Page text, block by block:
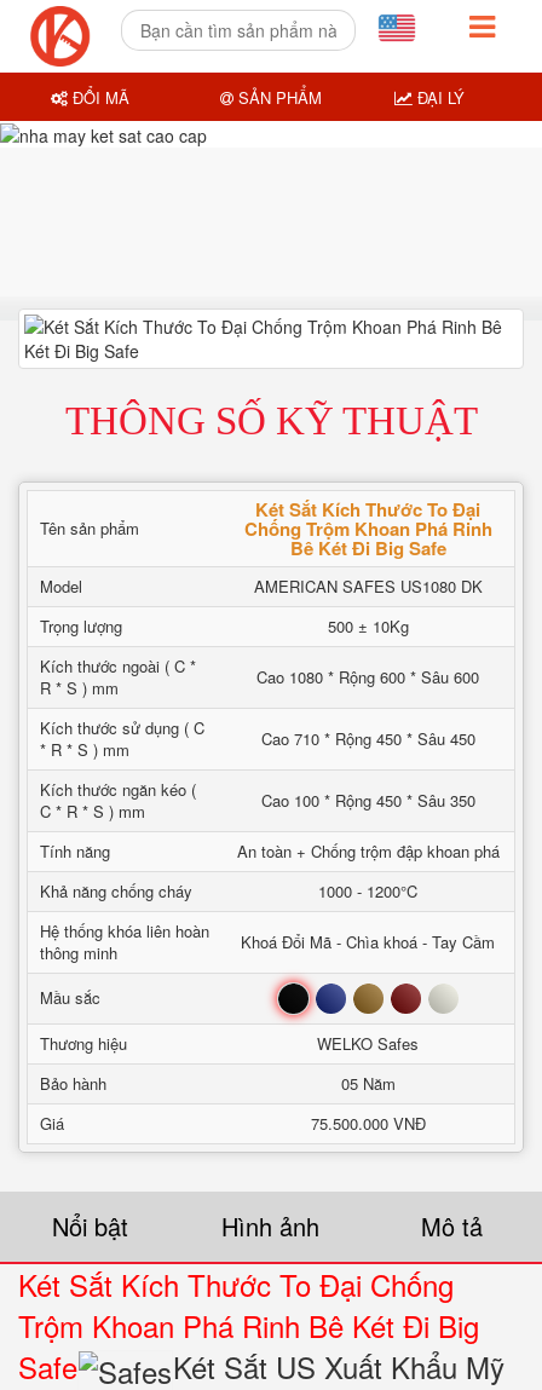
THÔNG SỐ KỸ THUẬT
Tên sản phẩm
Két Sắt Kích Thước To Đại
Chống Trộm Khoan Phá Rinh
Bê Két Đi Big Safe
Model
AMERICAN SAFES US1080 DK
Trọng lượng
500 ± 10Kg
Kích thước ngoài ( C *
R * S ) mm
Cao 1080 * Rộng 600 * Sâu 600
Kích thước sử dụng ( C
* R * S ) mm
Cao 710 * Rộng 450 * Sâu 450
Kích thước ngăn kéo (
C * R * S ) mm
Cao 100 * Rộng 450 * Sâu 350
Tính năng
An toàn + Chống trộm đập khoan phá
Khả năng chống cháy
1000 - 1200°C
Hệ thống khóa liên hoàn
thông minh
Khoá Đổi Mã - Chìa khoá - Tay Cầm
Mầu sắc Đen Xanh Nâu Đỏ Trắng
Thương hiệu
WELKO Safes
Bảo hành
05 Năm
Giá
75.500.000 VNĐ
Nổi bật Hình ảnh Mô tả
Két Sắt Kích Thước To Đại Chống
Trộm Khoan Phá Rinh Bê Két Đi Big
Safe
Két Sắt US Xuất Khẩu Mỹ
ĐỔI MÃ SẢN PHẨM ĐẠI LÝ